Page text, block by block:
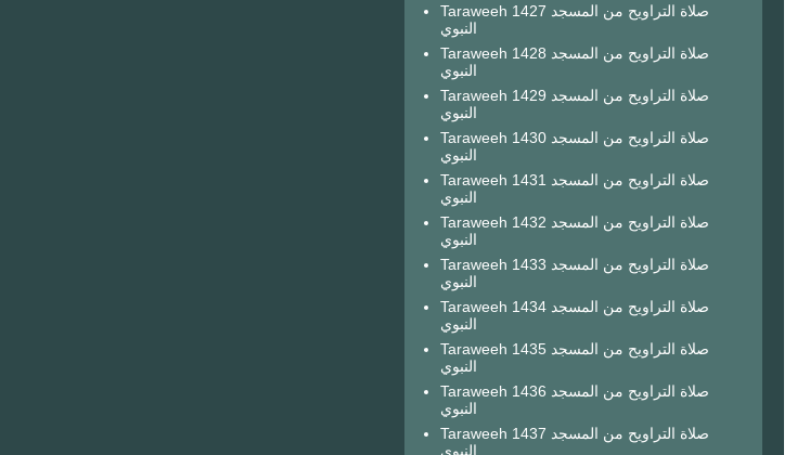
Taraweeh 1427 صلاة التراويح من المسجد
النبوي
Taraweeh 1428 صلاة التراويح من المسجد
النبوي
Taraweeh 1429 صلاة التراويح من المسجد
النبوي
Taraweeh 1430 صلاة التراويح من المسجد
النبوي
Taraweeh 1431 صلاة التراويح من المسجد
النبوي
Taraweeh 1432 صلاة التراويح من المسجد
النبوي
Taraweeh 1433 صلاة التراويح من المسجد
النبوي
Taraweeh 1434 صلاة التراويح من المسجد
النبوي
Taraweeh 1435 صلاة التراويح من المسجد
النبوي
Taraweeh 1436 صلاة التراويح من المسجد
النبوي
Taraweeh 1437 صلاة التراويح من المسجد
النبوي